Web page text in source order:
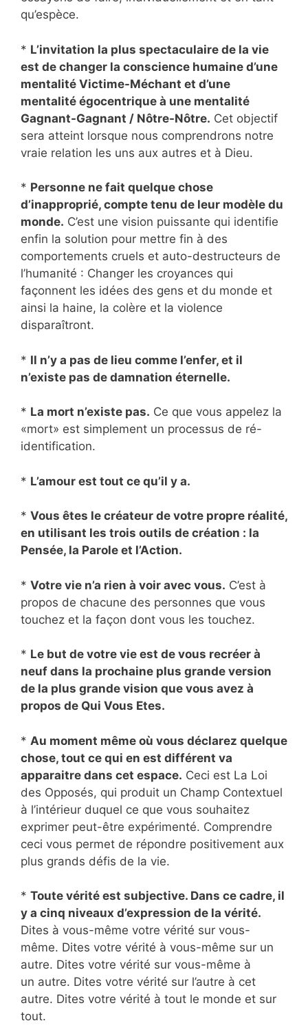
qu’espèce.
* L’invitation la plus spectaculaire de la vie
est de changer la conscience humaine d’une
mentalité Victime-Méchant et d’une
mentalité égocentrique à une mentalité
Gagnant-Gagnant / Nôtre-Nôtre. Cet objectif
sera atteint lorsque nous comprendrons notre
vraie relation les uns aux autres et à Dieu.
* Personne ne fait quelque chose
d’inapproprié, compte tenu de leur modèle du
monde. C’est une vision puissante qui identifie
enfin la solution pour mettre fin à des
comportements cruels et auto-destructeurs de
l’humanité : Changer les croyances qui
façonnent les idées des gens et du monde et
ainsi la haine, la colère et la violence
disparaîtront.
* Il n’y a pas de lieu comme l’enfer, et il
n’existe pas de damnation éternelle.
* La mort n’existe pas. Ce que vous appelez la
«mort» est simplement un processus de ré-
identification.
* L’amour est tout ce qu’il y a.
* Vous êtes le créateur de votre propre réalité,
en utilisant les trois outils de création : la
Pensée, la Parole et l’Action.
* Votre vie n’a rien à voir avec vous. C’est à
propos de chacune des personnes que vous
touchez et la façon dont vous les touchez.
* Le but de votre vie est de vous recréer à
neuf dans la prochaine plus grande version
de la plus grande vision que vous avez à
propos de Qui Vous Etes.
* Au moment même où vous déclarez quelque
chose, tout ce qui en est différent va
apparaitre dans cet espace. Ceci est La Loi
des Opposés, qui produit un Champ Contextuel
à l’intérieur duquel ce que vous souhaitez
exprimer peut-être expérimenté. Comprendre
ceci vous permet de répondre positivement aux
plus grands défis de la vie.
* Toute vérité est subjective. Dans ce cadre, il
y a cinq niveaux d’expression de la vérité.
Dites à vous-même votre vérité sur vous-
même. Dites votre vérité à vous-même sur un
autre. Dites votre vérité sur vous-même à
un autre. Dites votre vérité sur l’autre à cet
autre. Dites votre vérité à tout le monde et sur
tout.